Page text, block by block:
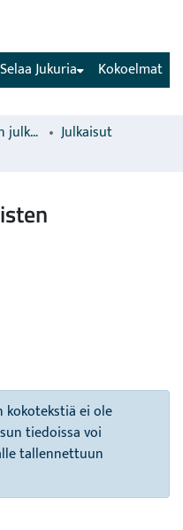
Kokoelmat
Selaa Jukuria
Luonnonvarakeskuksen julkaisut
Julkaisut
kokotekstiä ei ole
tiedoissa voi
tallennettuun